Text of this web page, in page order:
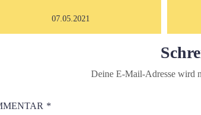
07.05.2021
Deine E-Mail-Adresse wird
*